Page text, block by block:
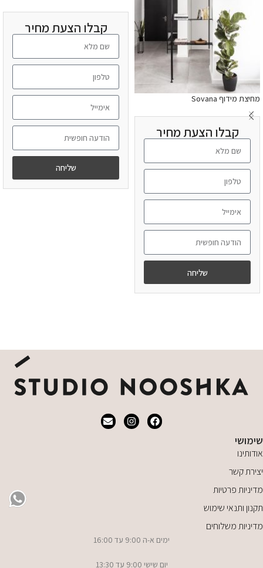
מחיצת מידוף Sovana
קבלו הצעת מחיר
שליחה
קבלו הצעת מחיר
שליחה
שימושי
אודותינו
יצירת קשר
מדיניות פרטיות
תקנון ותנאי שימוש
מדיניות משלוחים
ימים א-ה 9:00 עד 16:00
יום שישי 9:00 עד 13:30